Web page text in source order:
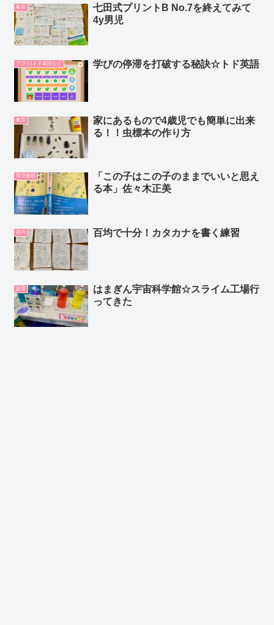
教育
七田式プリントB No.7を終えてみて
4y男児
アプリ(トド英語など 学びの停滞を打破する秘訣☆トド英語
教育
家にあるもので4歳児でも簡単に出来
る！！虫標本の作り方
育児書籍
「この子はこの子のままでいいと思え
る本」佐々木正美
百均 百均で十分！カタカナを書く練習
旅育
はまぎん宇宙科学館☆スライム工場行
ってきた